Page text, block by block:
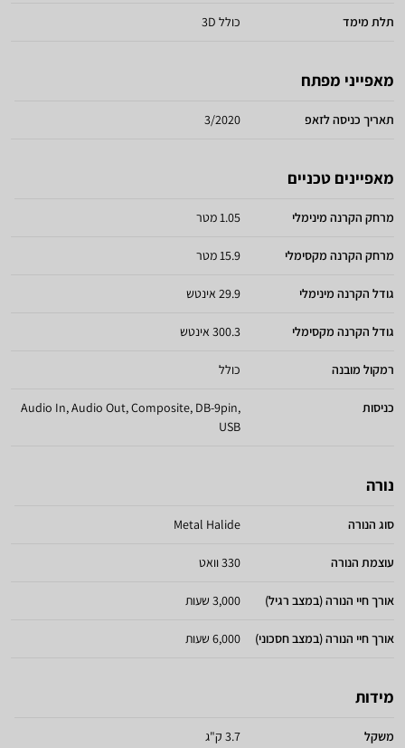
תלת מימד כולל 3D
מאפייני מפתח
תאריך כניסה לזאפ 3/2020
מאפיינים טכניים
מרחק הקרנה מינימלי 1.05 מטר
מרחק הקרנה מקסימלי 15.9 מטר
גודל הקרנה מינימלי 29.9 אינטש
גודל הקרנה מקסימלי 300.3 אינטש
רמקול מובנה כולל
כניסות
Audio In, Audio Out, Composite, DB-9pin,
USB
נורה
סוג הנורה Metal Halide
עוצמת הנורה 330 וואט
אורך חיי הנורה (במצב רגיל) 3,000 שעות
אורך חיי הנורה (במצב חסכוני) 6,000 שעות
מידות
משקל 3.7 ק"ג